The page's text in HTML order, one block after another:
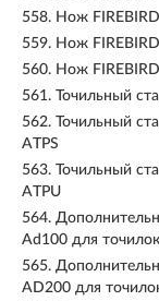
558. Нож
559. Нож
560. Нож
561. Точильный
562. Точильный
ATPS
563. Точильный
ATPU
564.
Ad100 для
565.
AD200 для